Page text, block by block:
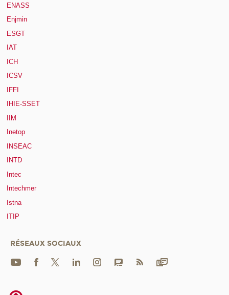
ENASS
Enjmin
ESGT
IAT
ICH
ICSV
IFFI
IHIE-SSET
IIM
Inetop
INSEAC
INTD
Intec
Intechmer
Istna
ITIP
RÉSEAUX SOCIAUX